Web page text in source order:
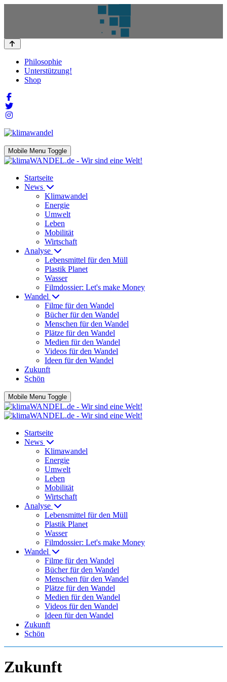
Philosophie
Unterstützung!
Shop
Mobile Menu Toggle
Startseite
News
Klimawandel
Energie
Umwelt
Leben
Mobilität
Wirtschaft
Analyse
Lebensmittel für den Müll
Plastik Planet
Wasser
Filmdossier: Let's make Money
Wandel
Filme für den Wandel
Bücher für den Wandel
Menschen für den Wandel
Plätze für den Wandel
Medien für den Wandel
Videos für den Wandel
Ideen für den Wandel
Zukunft
Schön
Mobile Menu Toggle
Startseite
News
Klimawandel
Energie
Umwelt
Leben
Mobilität
Wirtschaft
Analyse
Lebensmittel für den Müll
Plastik Planet
Wasser
Filmdossier: Let's make Money
Wandel
Filme für den Wandel
Bücher für den Wandel
Menschen für den Wandel
Plätze für den Wandel
Medien für den Wandel
Videos für den Wandel
Ideen für den Wandel
Zukunft
Schön
Zukunft